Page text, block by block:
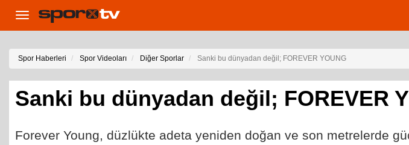
Toggle
navigation
Spor Haberleri Spor Videoları Diğer Sporlar Sanki bu dünyadan değil; FOREVER YOUNG
Sanki bu dünyadan değil; FOREVER
Forever Young, düzlükte adeta yeniden doğan ve son metrelerde